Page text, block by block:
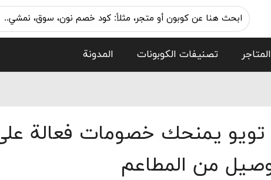
المتاجر تصنيفات الكوبونات المدونة
يمنحك خصومات فعالة
من المطاعم